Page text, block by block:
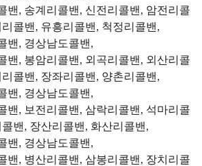
밴, 송계리콜밴, 신전리콜밴, 암전리콜
콜밴, 유흥리콜밴, 척정리콜밴,
밴, 경상남도콜밴,
밴, 봉암리콜밴, 외곡리콜밴, 외산리콜
콜밴, 장좌리콜밴, 양촌리콜밴,
밴, 경상남도콜밴,
밴, 보전리콜밴, 삼락리콜밴, 석마리콜
밴, 장산리콜밴, 화산리콜밴,
밴, 경상남도콜밴,
밴, 병산리콜밴, 삼봉리콜밴, 장치리콜